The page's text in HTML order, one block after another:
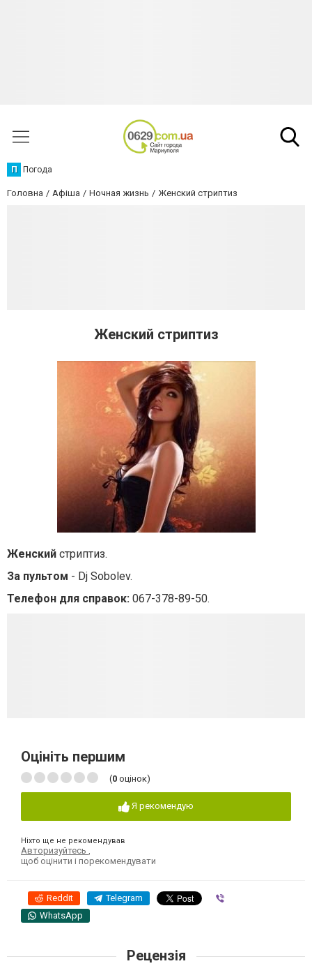
П Погода
Головна Афіша Ночная жизнь Женский стриптиз
Женский стриптиз
Женский стриптиз.
За пультом - Dj Sobolev.
Телефон для справок: 067-378-89-50.
Оцініть першим
(0 оцінок)
Я рекомендую
Ніхто ще не рекомендував
Авторизуйтесь
щоб оцінити і порекомендувати
Reddit Telegram
WhatsApp
Рецензія